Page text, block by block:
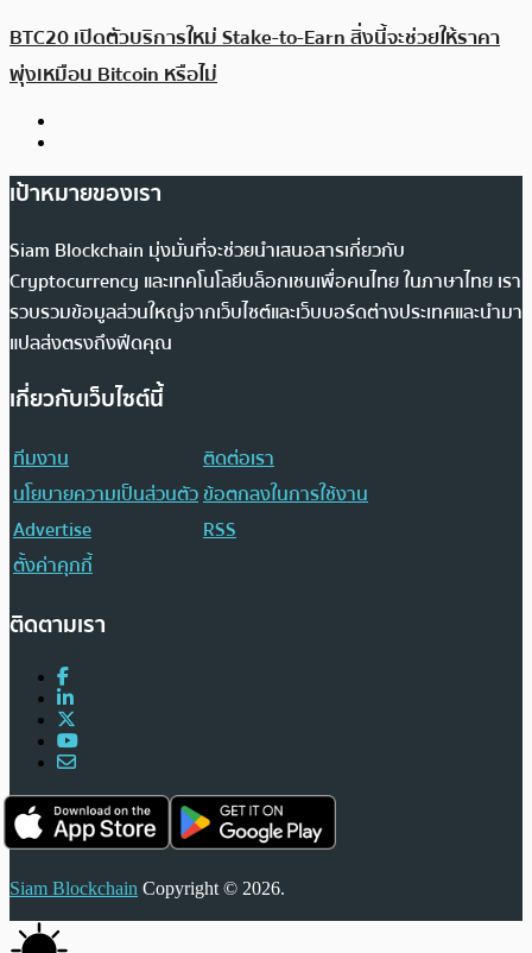
BTC20 เปิดตัวบริการใหม่ Stake-to-Earn สิ่งนี้จะช่วยให้ราคา
พุ่งเหมือน Bitcoin หรือไม่
เป้าหมายของเรา
Siam Blockchain มุ่งมั่นที่จะช่วยนำเสนอสารเกี่ยวกับ
Cryptocurrency และเทคโนโลยีบล็อกเชนเพื่อคนไทย ในภาษาไทย เรา
รวบรวมข้อมูลส่วนใหญ่จากเว็บไซต์และเว็บบอร์ดต่างประเทศและนำมา
แปลส่งตรงถึงฟีดคุณ
เกี่ยวกับเว็บไซต์นี้
ทีมงาน
ติดต่อเรา
นโยบายความเป็นส่วนตัวข้อตกลงในการใช้งาน
Advertise
RSS
ตั้งค่าคุกกี้
ติดตามเรา
Siam Blockchain Copyright © 2026.